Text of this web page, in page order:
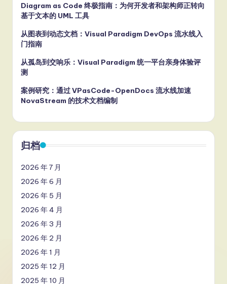
Diagram as Code 终极指南：为何开发者和架构师正转向
基于文本的 UML 工具
从图表到动态文档：Visual Paradigm DevOps 流水线入
门指南
从孤岛到交响乐：Visual Paradigm 统一平台亲身体验评
测
案例研究：通过 VPasCode-OpenDocs 流水线加速
NovaStream 的技术文档编制
归档
2026 年 7 月
2026 年 6 月
2026 年 5 月
2026 年 4 月
2026 年 3 月
2026 年 2 月
2026 年 1 月
2025 年 12 月
2025 年 10 月